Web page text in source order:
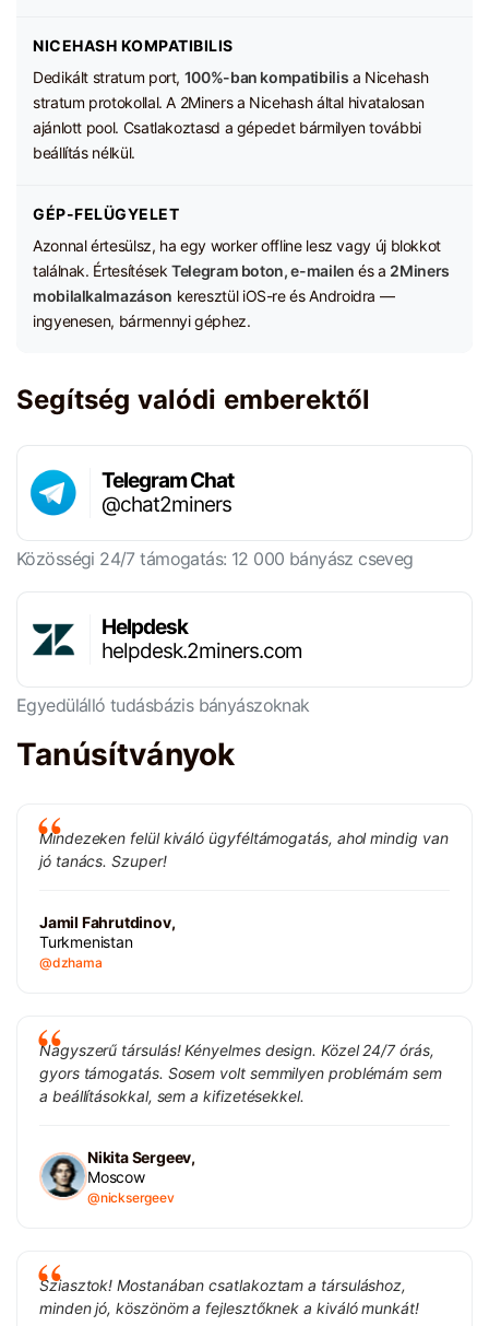
NICEHASH KOMPATIBILIS
Dedikált stratum port, 100%-ban kompatibilis a Nicehash
stratum protokollal. A 2Miners a Nicehash által hivatalosan
ajánlott pool. Csatlakoztasd a gépedet bármilyen további
beállítás nélkül.
GÉP-FELÜGYELET
Azonnal értesülsz, ha egy worker offline lesz vagy új blokkot
találnak. ÉrtesítésekTelegram boton, e-mailen és a 2Miners
mobilalkalmazáson keresztül iOS-re és Androidra —
ingyenesen, bármennyi géphez.
Segítség valódi emberektől
Telegram Chat
@chat2miners
Közösségi 24/7 támogatás: 12 000 bányász cseveg
Helpdesk
helpdesk.2miners.com
Egyedülálló tudásbázis bányászoknak
Tanúsítványok
Mindezeken felül kiváló ügyféltámogatás, ahol mindig van
jó tanács. Szuper!
Jamil Fahrutdinov,
Turkmenistan
@dzhama
Nagyszerű társulás! Kényelmes design. Közel 24/7 órás,
gyors támogatás. Sosem volt semmilyen problémám sem
a beállításokkal, sem a kifizetésekkel.
Nikita Sergeev,
Moscow
@nicksergeev
Sziasztok! Mostanában csatlakoztam a társuláshoz,
minden jó, köszönöm a fejlesztőknek a kiváló munkát!